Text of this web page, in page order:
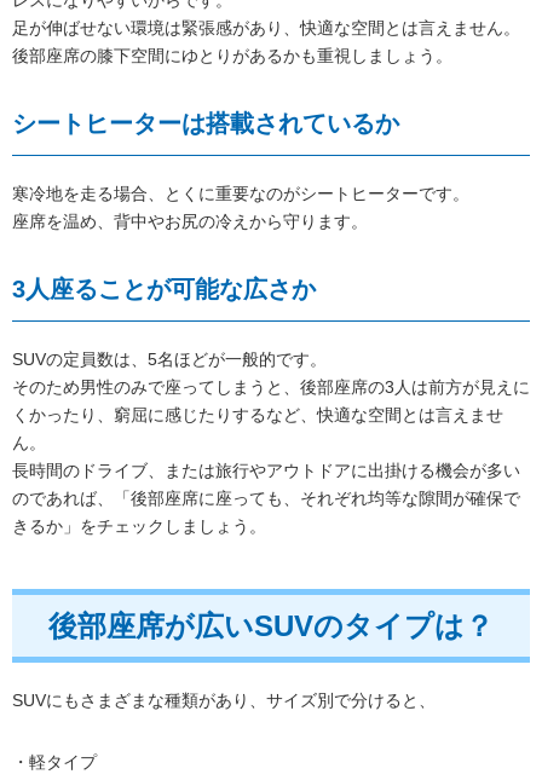
足が伸ばせない環境は緊張感があり、快適な空間とは言えません。
後部座席の膝下空間にゆとりがあるかも重視しましょう。
シートヒーターは搭載されているか
寒冷地を走る場合、とくに重要なのがシートヒーターです。
座席を温め、背中やお尻の冷えから守ります。
3人座ることが可能な広さか
SUVの定員数は、5名ほどが一般的です。
そのため男性のみで座ってしまうと、後部座席の3人は前方が見えに
くかったり、窮屈に感じたりするなど、快適な空間とは言えませ
ん。
長時間のドライブ、または旅行やアウトドアに出掛ける機会が多い
のであれば、「後部座席に座っても、それぞれ均等な隙間が確保で
きるか」をチェックしましょう。
後部座席が広いSUVのタイプは？
SUVにもさまざまな種類があり、サイズ別で分けると、
・軽タイプ